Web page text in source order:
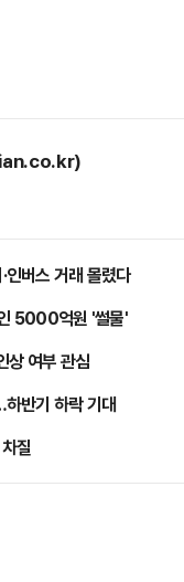
버스 거래 몰렸다
5000억원 '썰물'
상 여부 관심
반기 하락 기대
질